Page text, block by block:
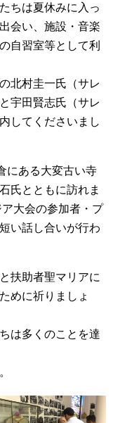
ちは夏休みに入っ
会い、施設・音楽
自習室等として利
北村圭一氏（サレ
宇田賢志氏（サレ
してくださいまし
にある大変古い寺
氏とともに訪れま
大会の参加者・プ
い話し合いが行わ
扶助者聖マリアに
めに祈りましょ
は多くのことを達